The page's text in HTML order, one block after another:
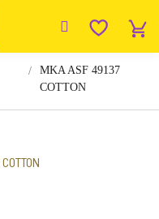
MKA ASF 49137
COTTON